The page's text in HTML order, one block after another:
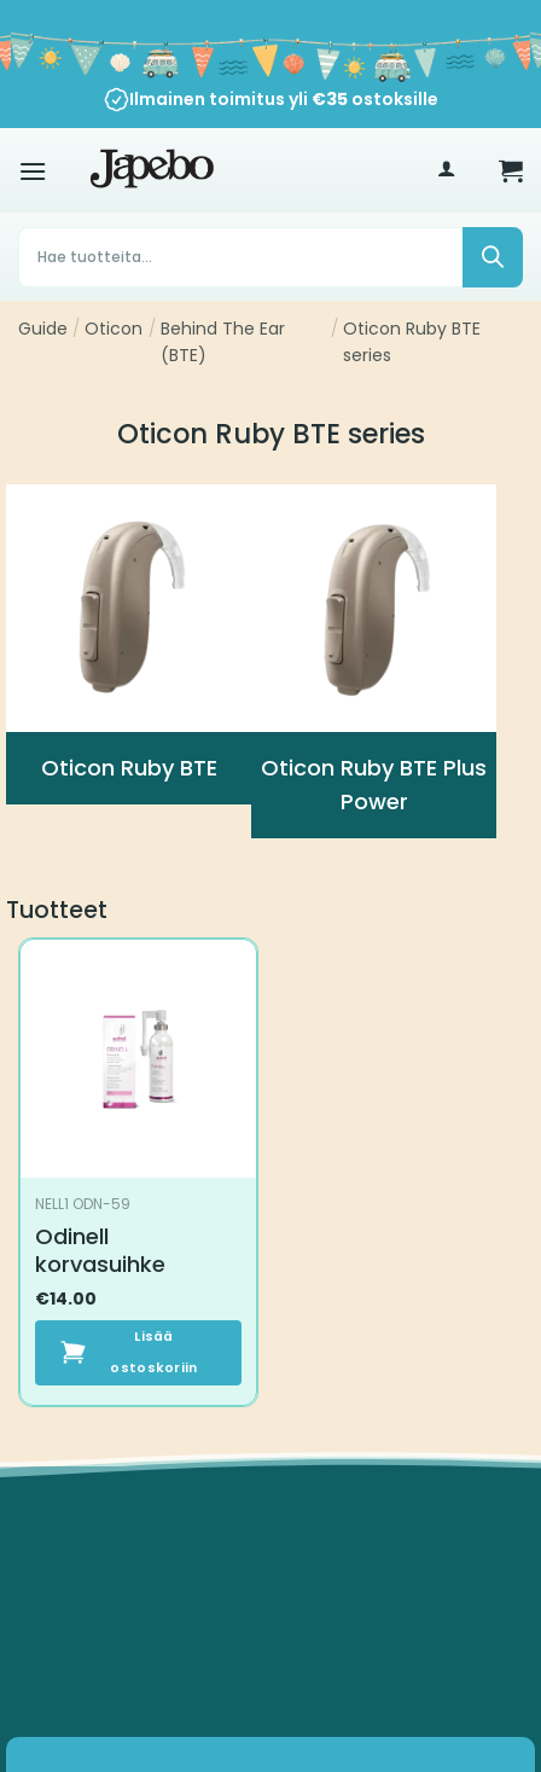
sisältöön
Ilmainen toimitus yli €35ostoksille
Products
search
Guide / Oticon / Behind The Ear
(BTE)
/ Oticon Ruby BTE
series
Oticon Ruby BTE series
Oticon Ruby BTE
Oticon Ruby BTE Plus
Power
Tuotteet
NELL1 ODN-59
Odinell
korvasuihke
€14.00
Lisää
ostoskoriin